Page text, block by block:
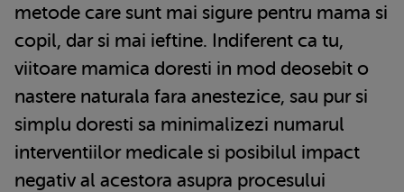
metode care sunt mai sigure pentru mama si
copil, dar si mai ieftine. Indiferent ca tu,
viitoare mamica doresti in mod deosebit o
nastere naturala fara anestezice, sau pur si
simplu doresti sa minimalizezi numarul
interventiilor medicale si posibilul impact
negativ al acestora asupra procesului